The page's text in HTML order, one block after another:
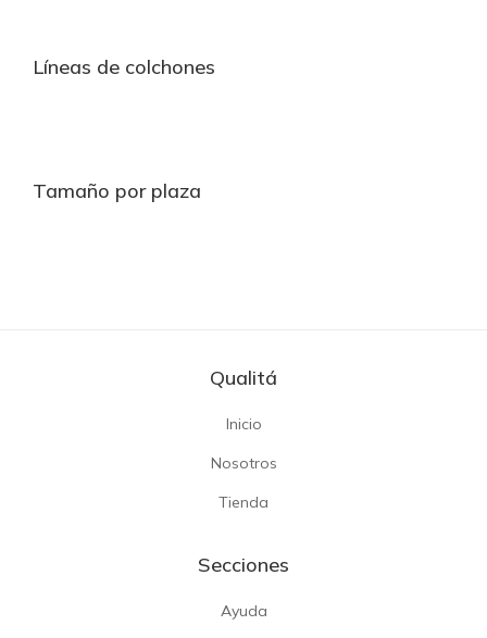
Líneas de colchones
Tamaño por plaza
Qualitá
Inicio
Nosotros
Tienda
Secciones
Ayuda